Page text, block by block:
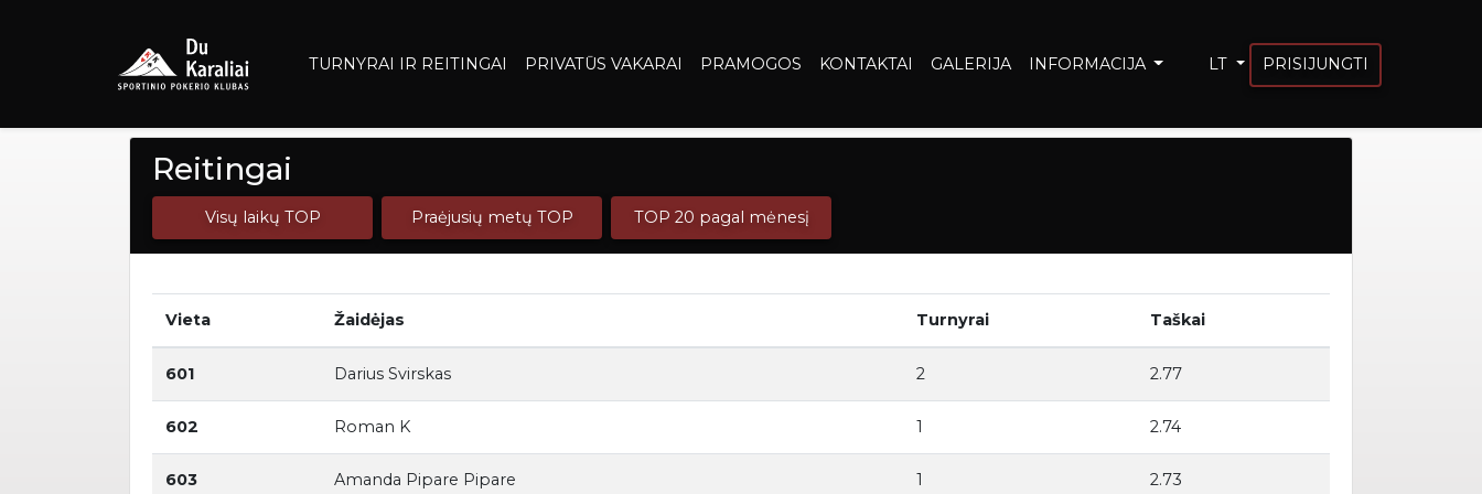
TURNYRAI IR REITINGAI PRIVATŪS VAKARAI PRAMOGOS KONTAKTAI GALERIJA INFORMACIJA LT PRISIJUNGTI
Reitingai
Visų laikų TOP Praėjusių metų TOP TOP 20 pagal mėnesį
Vieta Žaidėjas Turnyrai Taškai
601 Darius Svirskas 2 2.77
602 Roman K 1 2.74
603 Amanda Pipare Pipare 1 2.73